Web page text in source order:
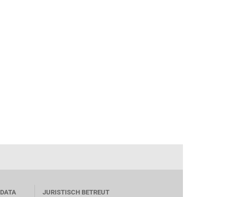
JURISTISCH BETREUT